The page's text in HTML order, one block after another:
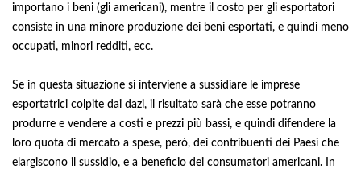
importano i beni (gli americani), mentre il costo per gli esportatori
consiste in una minore produzione dei beni esportati, e quindi meno
occupati, minori redditi, ecc.
Se in questa situazione si interviene a sussidiare le imprese
esportatrici colpite dai dazi, il risultato sarà che esse potranno
produrre e vendere a costi e prezzi più bassi, e quindi difendere la
loro quota di mercato a spese, però, dei contribuenti dei Paesi che
elargiscono il sussidio, e a beneficio dei consumatori americani. In